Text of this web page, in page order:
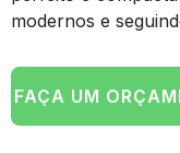
modernos e
FAÇA UM